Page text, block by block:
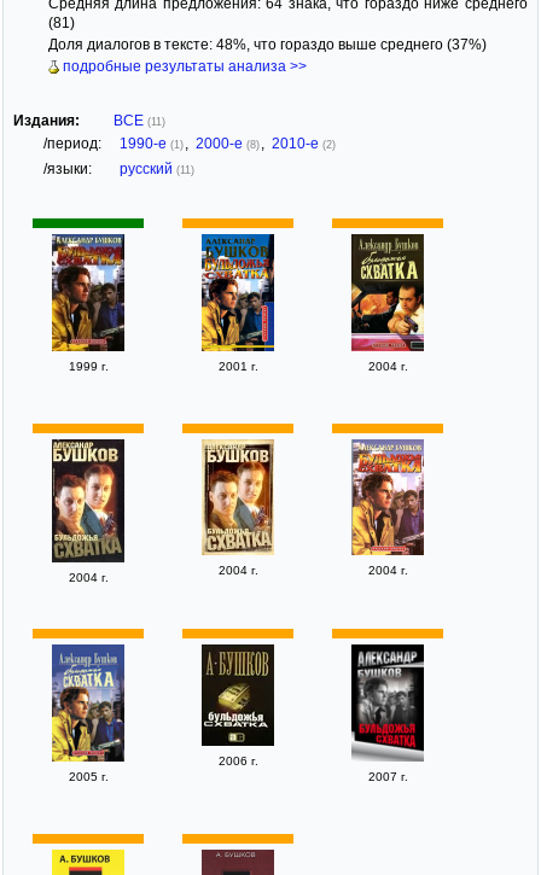
(81)
Доля диалогов в тексте: 48%, что гораздо выше среднего (37%)
подробные результаты анализа >>
Издания: ВСЕ (11)
/период: 1990-е (1) 2000-е (8) 2010-е (2)
/языки: русский (11)
1999 г. 2001 г. 2004 г.
2004 г.
2004 г. 2004 г.
2005 г.
2006 г.
2007 г.